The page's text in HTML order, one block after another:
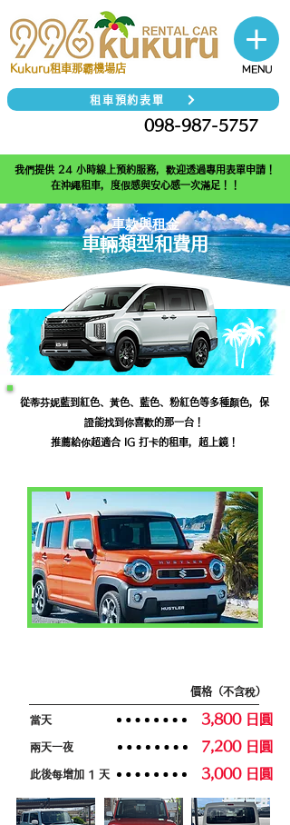
Kukuru租車那霸機場店 MENU
租車預約表單
098-987-5757
我們提供 24 小時線上預約服務，歡迎透過專用表單申請！
在沖繩租車，度假感與安心感一次滿足！！
車輛類型和費用
車款與租金
從蒂芬妮藍到紅色、黃色、藍色、粉紅色等多種顏色，保
證能找到你喜歡的那一台！
推薦給你超適合 IG 打卡的租車，超上鏡！
價格（不含稅）
當天 3,800 日圓
兩天一夜
此後每增加 1 天
7,200 日圓
3,000 日圓